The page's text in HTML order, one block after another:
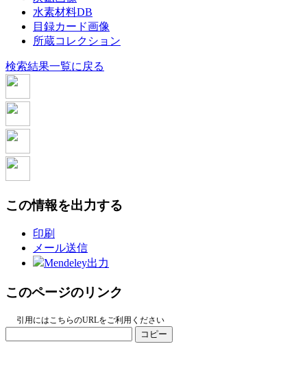
水素材料DB
目録カード画像
所蔵コレクション
検索結果一覧に戻る
この情報を出力する
印刷
メール送信
Mendeley出力
このページのリンク
引用にはこちらのURLをご利用ください
コピー